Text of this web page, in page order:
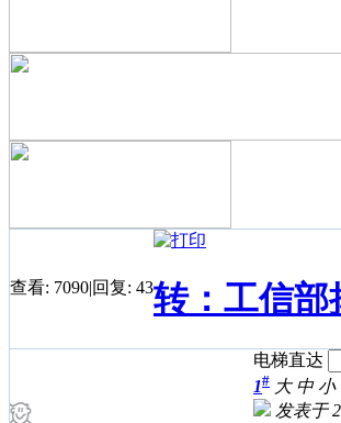
查看: 7090|回复: 43转：工信部
电梯直达
1# 大 中 小
发表于